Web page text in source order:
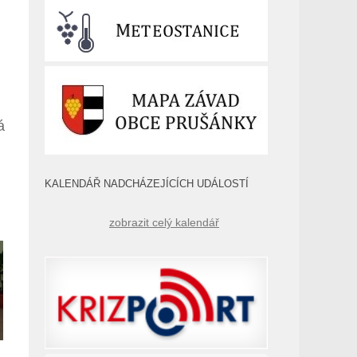
KALENDÁŘ NADCHÁZEJÍCÍCH UDÁLOSTÍ
zobrazit celý kalendář